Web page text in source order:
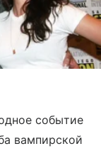
событие
вампирской